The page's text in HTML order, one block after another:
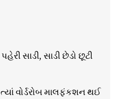
સાડી, સાડી છેડો છૂટી
વોર્ડરોબ માલફંકશન થઈ